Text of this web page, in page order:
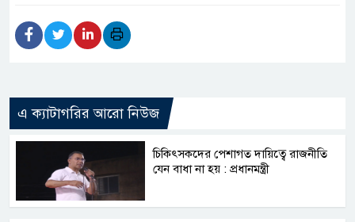
এ ক্যাটাগরির আরো নিউজ
চিকিৎসকদের পেশাগত দায়িত্বে রাজনীতি
যেন বাধা না হয় : প্রধানমন্ত্রী